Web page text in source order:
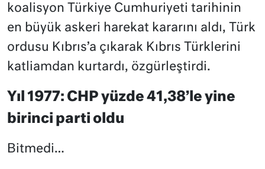
koalisyon Türkiye Cumhuriyeti tarihinin
en büyük askeri harekat kararını aldı, Türk
ordusu Kıbrıs’a çıkarak Kıbrıs Türklerini
katliamdan kurtardı, özgürleştirdi.
Yıl 1977: CHP yüzde 41,38’le yine
birinci parti oldu
Bitmedi…